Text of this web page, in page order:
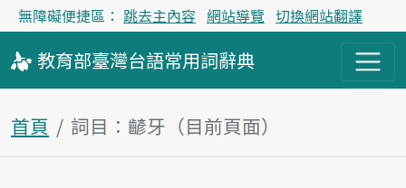
無障礙便捷區： 跳去主內容 網站導覽 切換網站翻譯
教育部臺灣台語常用詞辭典
首頁 詞目：齴牙（目前頁面）